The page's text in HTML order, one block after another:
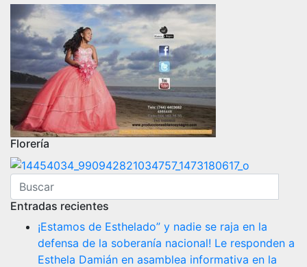
Florería
Entradas recientes
¡Estamos de Esthelado” y nadie se raja en la
defensa de la soberanía nacional! Le responden a
Esthela Damián en asamblea informativa en la